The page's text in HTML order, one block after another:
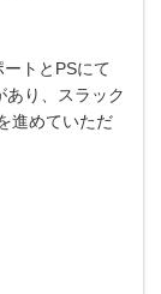
トとPSにて
り、スラック
進めていただ